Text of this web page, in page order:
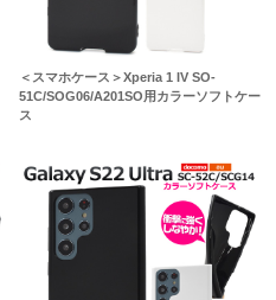
＜スマホケース＞Xperia 1 IV SO-
51C/SOG06/A201SO用カラーソフトケー
ス